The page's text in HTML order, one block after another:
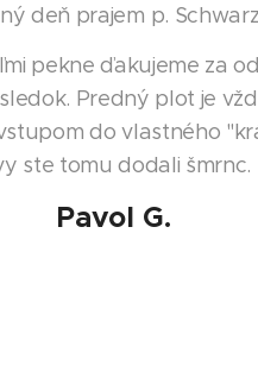
deň prajem p.
pekne ďakujeme za
Predný plot je
do vlastného
ste tomu dodali šmrnc.
Pavol G.